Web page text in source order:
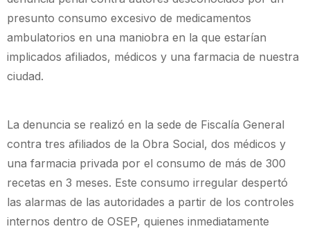
presunto consumo excesivo de medicamentos
ambulatorios en una maniobra en la que estarían
implicados afiliados, médicos y una farmacia de nuestra
ciudad.
La denuncia se realizó en la sede de Fiscalía General
contra tres afiliados de la Obra Social, dos médicos y
una farmacia privada por el consumo de más de 300
recetas en 3 meses. Este consumo irregular despertó
las alarmas de las autoridades a partir de los controles
internos dentro de OSEP, quienes inmediatamente